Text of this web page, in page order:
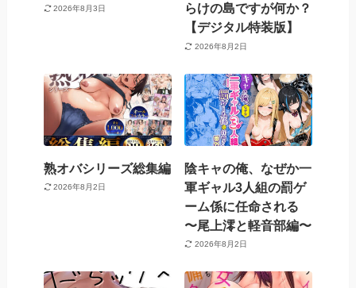
2026年8月3日
らけの島ですが何か？
【デジタル特装版】
2026年8月2日
熟オバシリーズ総集編
2026年8月2日
陰キャの俺、なぜか一
軍ギャル3人組の罰ゲ
ーム係に任命される
〜尾上澪と軽音部編〜
2026年8月2日